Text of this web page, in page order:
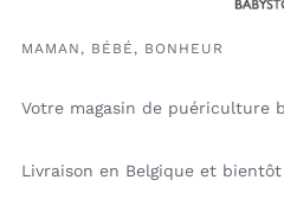
MAMAN, BÉBÉ, BONHEUR
Votre magasin de puériculture
Livraison en Belgique et